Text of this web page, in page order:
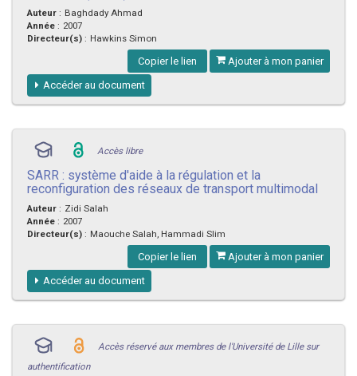
Auteur : Baghdady Ahmad
Année : 2007
Directeur(s) : Hawkins Simon
Copier le lien Ajouter à mon panier
Accéder au document
Accès libre
SARR : système d'aide à la régulation et la
reconfiguration des réseaux de transport multimodal
Auteur : Zidi Salah
Année : 2007
Directeur(s) : Maouche Salah, Hammadi Slim
Copier le lien Ajouter à mon panier
Accéder au document
Accès réservé aux membres de l'Université de Lille sur
authentification